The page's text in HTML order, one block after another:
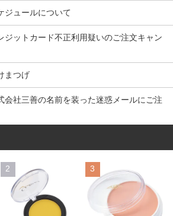
ジュールについて
ジットカード不正利用疑いのご注文キャン
まつげ
会社三善の名前を装った迷惑メールにご注
2 3